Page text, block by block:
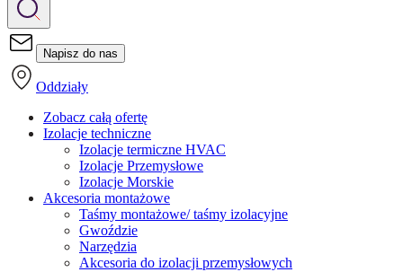
Napisz do nas
Oddziały
Zobacz całą ofertę
Izolacje techniczne
Izolacje termiczne HVAC
Izolacje Przemysłowe
Izolacje Morskie
Akcesoria montażowe
Taśmy montażowe/ taśmy izolacyjne
Gwoździe
Narzędzia
Akcesoria do izolacji przemysłowych